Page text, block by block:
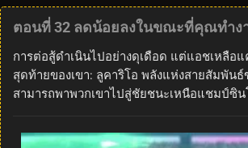
ตอนที่ 32 ลดน้อยลงในขณะที่คุณทำง
การต่อสู้ดำเนินไปอย่างดุเดือด แต่แอชเหลือ
สุดท้ายของเขา: ลูคาริโอ พลังแห่งสายสัมพันธ์
สามารถพาพวกเขาไปสู่ชัยชนะเหนือแชมป์ซิ